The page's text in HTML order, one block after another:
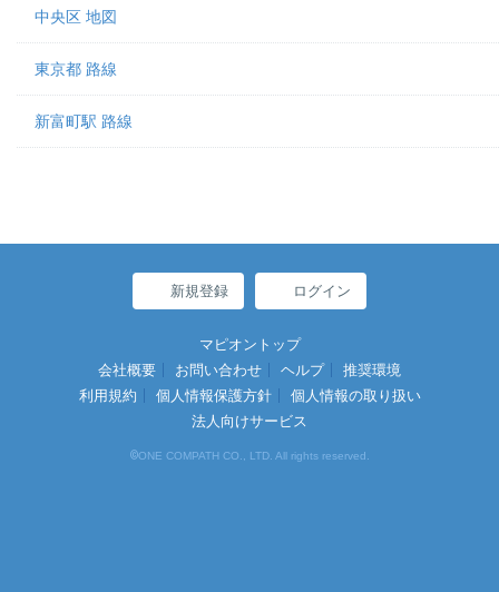
中央区 地図
東京都 路線
新富町駅 路線
新規登録 ログイン
マピオントップ
会社概要
お問い合わせ ヘルプ
推奨環境
利用規約
個人情報保護方針
個人情報の取り扱い
法人向けサービス
©ONE COMPATH CO., LTD. All rights reserved.